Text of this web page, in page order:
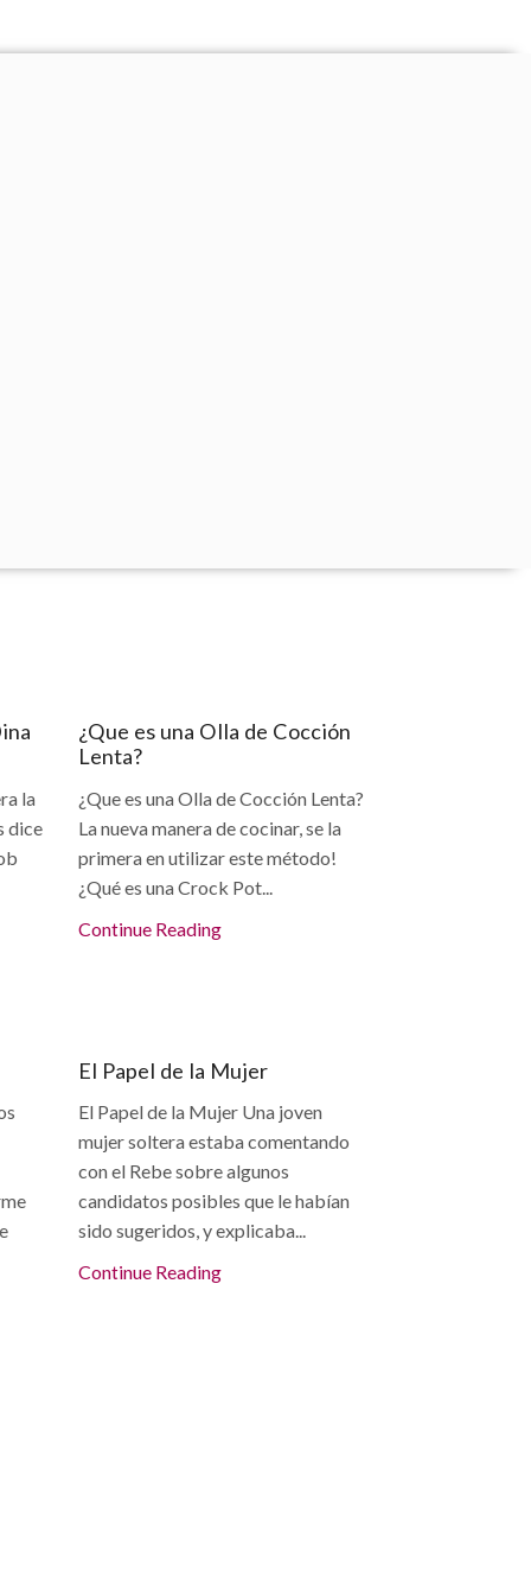
la
dice
Articulos
¿Que es una Olla de Cocción
Lenta?
¿Que es una Olla de Cocción Lenta?
La nueva manera de cocinar, se la
primera en utilizar este método!
¿Qué es una Crock Pot...
Continue Reading
Articulos
El Papel de la Mujer
El Papel de la Mujer Una joven
mujer soltera estaba comentando
con el Rebe sobre algunos
candidatos posibles que le habían
sido sugeridos, y explicaba...
Continue Reading